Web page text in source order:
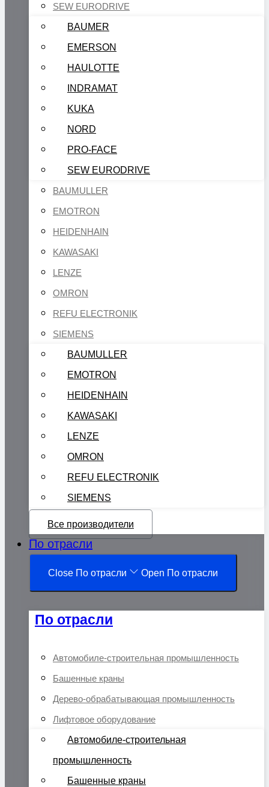
SEW EURODRIVE
BAUMER
EMERSON
HAULOTTE
INDRAMAT
KUKA
NORD
PRO-FACE
SEW EURODRIVE
BAUMULLER
EMOTRON
HEIDENHAIN
KAWASAKI
LENZE
OMRON
REFU ELECTRONIK
SIEMENS
BAUMULLER
EMOTRON
HEIDENHAIN
KAWASAKI
LENZE
OMRON
REFU ELECTRONIK
SIEMENS
Все производители
По отрасли
Close По отрасли Open По отрасли
По отрасли
Автомобиле-строительная промышленность
Башенные краны
Дерево-обрабатывающая промышленность
Лифтовое оборудование
Автомобиле-строительная
промышленность
Башенные краны